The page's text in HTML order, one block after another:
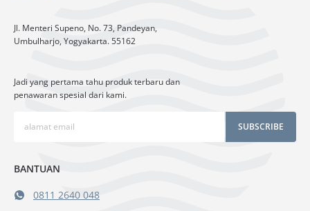
Jl. Menteri Supeno, No. 73, Pandeyan,
Umbulharjo, Yogyakarta. 55162
Jadi yang pertama tahu produk terbaru dan
penawaran spesial dari kami.
SUBSCRIBE
BANTUAN
0811 2640 048